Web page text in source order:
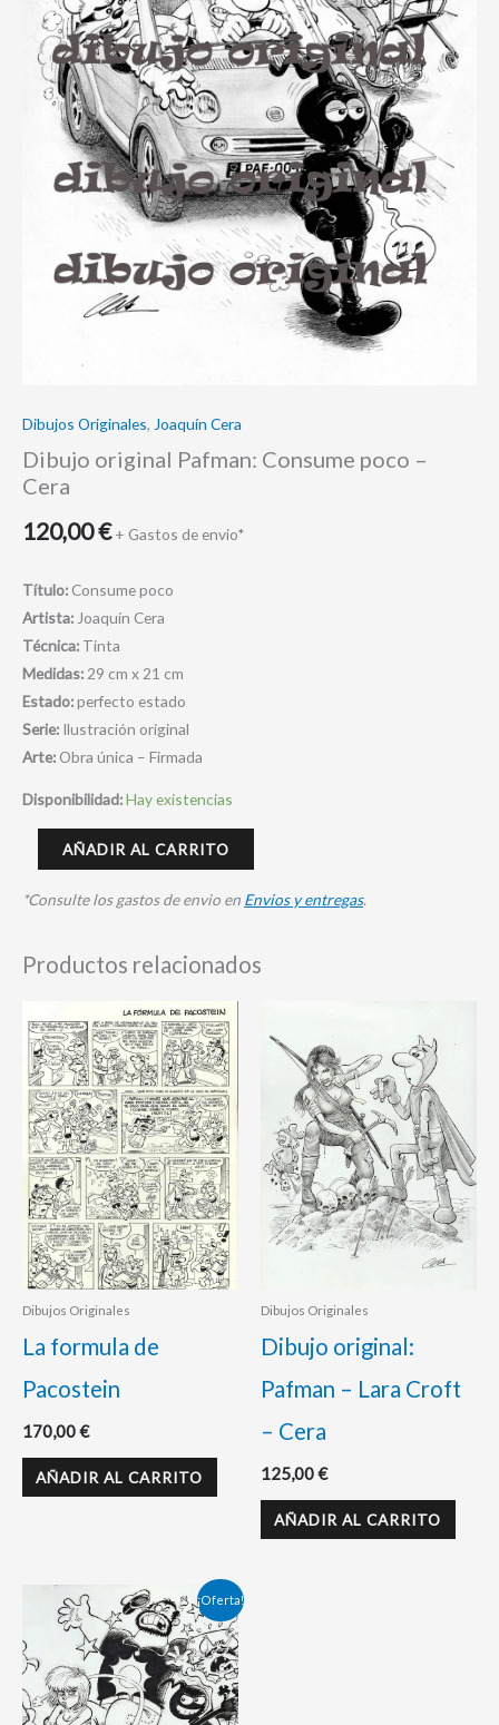
Dibujos Originales, Joaquín Cera
Dibujo original Pafman: Consume poco –
Cera
120,00€ + Gastos de envio*
Título: Consume poco
Artista: Joaquín Cera
Técnica: Tinta
Medidas: 29 cm x 21 cm
Estado:perfecto estado
Serie: Ilustración original
Arte: Obra única – Firmada
Disponibilidad:Hay existencias
AÑADIR AL CARRITO
*Consulte los gastos de envio en Envios y entregas.
Productos relacionados
Dibujos Originales
La formula de
Pacostein
170,00€
AÑADIR AL CARRITO
Dibujos Originales
Dibujo original:
Pafman – Lara Croft
– Cera
125,00€
AÑADIR AL CARRITO
¡Oferta!
precio
original
era:
140,00 €.
El
precio
actual
es:
125,00 €.